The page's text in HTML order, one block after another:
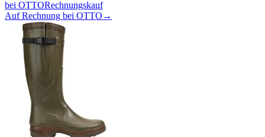
bei OTTORechnungskauf
Auf Rechnung bei OTTO →